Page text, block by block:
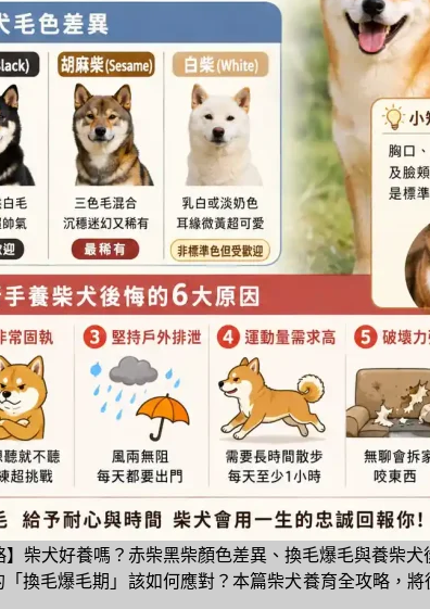
】柴犬好養嗎？赤柴黑柴顏色差異、換毛爆毛與養柴犬
換毛爆毛期」該如何應對？本篇柴犬養育全攻略，